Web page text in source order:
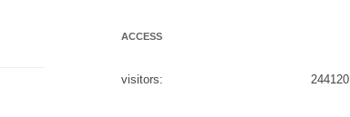
ACCESS
244120
visitors: